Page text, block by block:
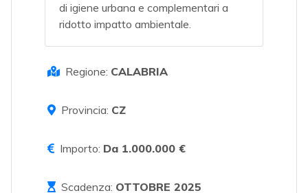
di igiene urbana e complementari a
ridotto impatto ambientale.
Regione: CALABRIA
Provincia: CZ
Importo: Da 1.000.000 €
Scadenza: OTTOBRE 2025